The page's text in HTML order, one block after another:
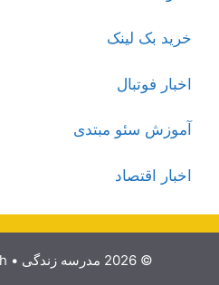
خرید بک لینک
اخبار فوتبال
آموزش سئو مبتدی
اخبار اقتصاد
© 2026 مدرسه زندگی • Built with